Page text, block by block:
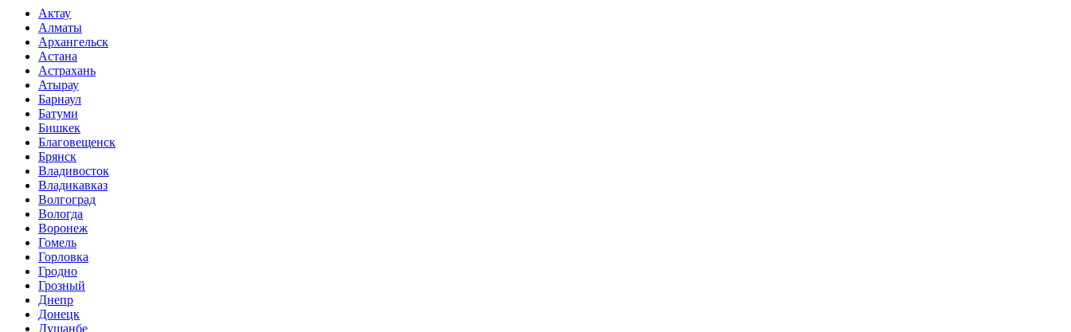
Актау
Алматы
Архангельск
Астана
Астрахань
Атырау
Барнаул
Батуми
Бишкек
Благовещенск
Брянск
Владивосток
Владикавказ
Волгоград
Вологда
Воронеж
Гомель
Горловка
Гродно
Грозный
Днепр
Донецк
Душанбе